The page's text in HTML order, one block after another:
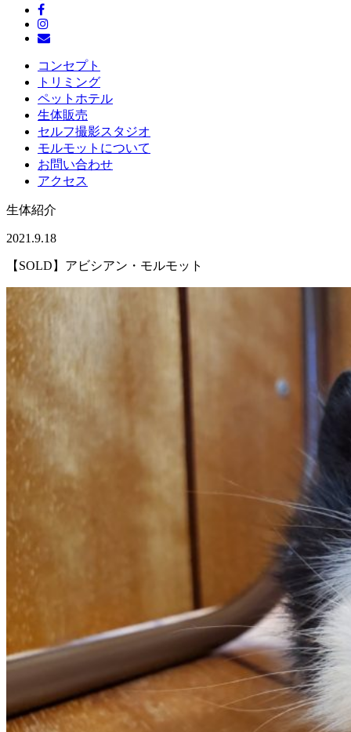
コンセプト
トリミング
ペットホテル
生体販売
セルフ撮影スタジオ
モルモットについて
お問い合わせ
アクセス
生体紹介
2021.9.18
【SOLD】アビシアン・モルモット